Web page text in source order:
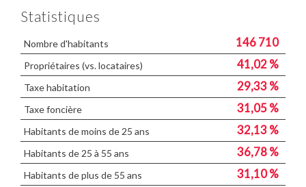
Statistiques
Nombre d'habitants 146 710
Propriétaires (vs. locataires) 41,02 %
Taxe habitation 29,33 %
Taxe foncière 31,05 %
Habitants de moins de 25 ans 32,13 %
Habitants de 25 à 55 ans 36,78 %
Habitants de plus de 55 ans 31,10 %